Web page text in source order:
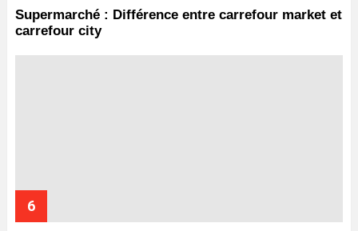
Supermarché : Différence entre carrefour market et
carrefour city